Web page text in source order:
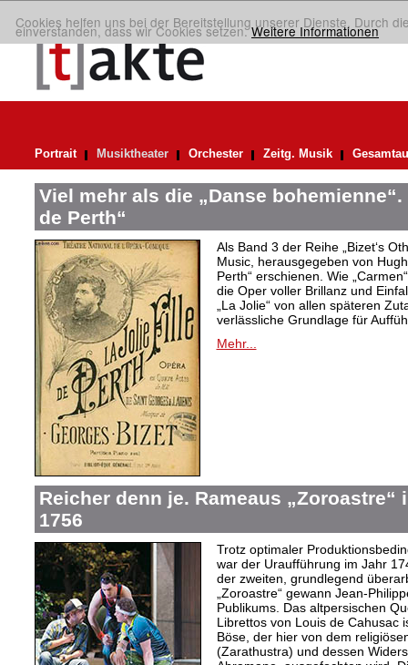
Cookies helfen uns bei der Bereitstellung unserer Dienste. Durch
einverstanden, dass wir Cookies setzen.Weitere Informationen
Portrait Musiktheater Orchester Zeitg. Musik
Viel mehr als die „Danse
de Perth“
Als Band 3 der Reihe „Bizet‘s
Music, herausgegeben von
Perth“ erschienen. Wie
die Oper voller Brillanz und
„La Jolie“ von allen späteren
verlässliche Grundlage für
Mehr...
Reicher denn je. Rameaus „Zoroastre“
1756
Trotz optimaler
war der Uraufführung im Jahr
der zweiten, grundlegend
„Zoroastre“ gewann Jean-
Publikums. Das altpersischen
Librettos von Louis de Cahusac
Böse, der hier von dem
(Zarathustra) und dessen